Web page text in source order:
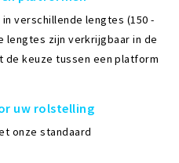
verschillende lengtes (150 -
lengtes zijn verkrijgbaar in de
de keuze tussen een platform
uw rolstelling
onze standaard